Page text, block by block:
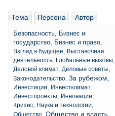
Тема Персона Автор
Безопасность, Бизнес и
государство, Бизнес и право,
Взгляд в будущее, Выставочная
деятельность, Глобальные вызовы,
Деловой климат, Деловые советы,
Законодательство, За рубежом,
Инвестиции, Инвестклимат,
Инвестпроекты, Инновации,
Кризис, Наука и технологии,
Общество, Общество и власть,